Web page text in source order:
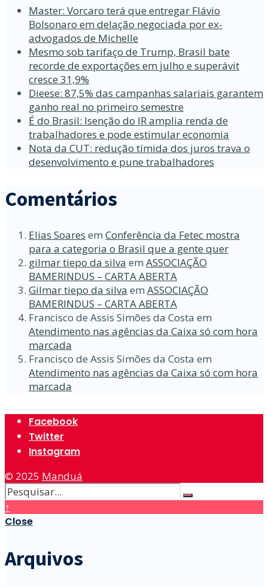
Master: Vorcaro terá que entregar Flávio
Bolsonaro em delação negociada por ex-
advogados de Michelle
Mesmo sob tarifaço de Trump, Brasil bate
recorde de exportações em julho e superávit
cresce 31,9%
Dieese: 87,5% das campanhas salariais garantem
ganho real no primeiro semestre
É do Brasil: Isenção do IR amplia renda de
trabalhadores e pode estimular economia
Nota da CUT: redução tímida dos juros trava o
desenvolvimento e pune trabalhadores
Comentários
Elias Soares em Conferência da Fetec mostra
para a categoria o Brasil que a gente quer
gilmar tiepo da silva em ASSOCIAÇÃO
BAMERINDUS – CARTA ABERTA
Gilmar tiepo da silva em ASSOCIAÇÃO
BAMERINDUS – CARTA ABERTA
Francisco de Assis Simões da Costa em
Atendimento nas agências da Caixa só com hora
marcada
Francisco de Assis Simões da Costa em
Atendimento nas agências da Caixa só com hora
marcada
Facebook
Twitter
Instagram
© 2025 Manduá
↑
Close
Arquivos